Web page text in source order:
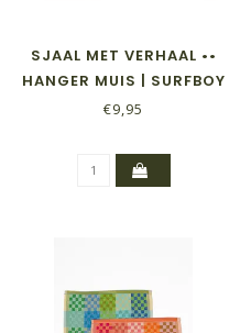
SJAAL MET VERHAAL ••
HANGER MUIS | SURFBOY
€9,95